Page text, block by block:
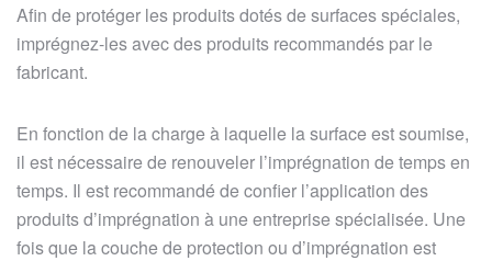
Afin de protéger les produits dotés de surfaces spéciales,
imprégnez-les avec des produits recommandés par le
fabricant.
En fonction de la charge à laquelle la surface est soumise,
il est nécessaire de renouveler l’imprégnation de temps en
temps. Il est recommandé de confier l’application des
produits d’imprégnation à une entreprise spécialisée. Une
fois que la couche de protection ou d’imprégnation est